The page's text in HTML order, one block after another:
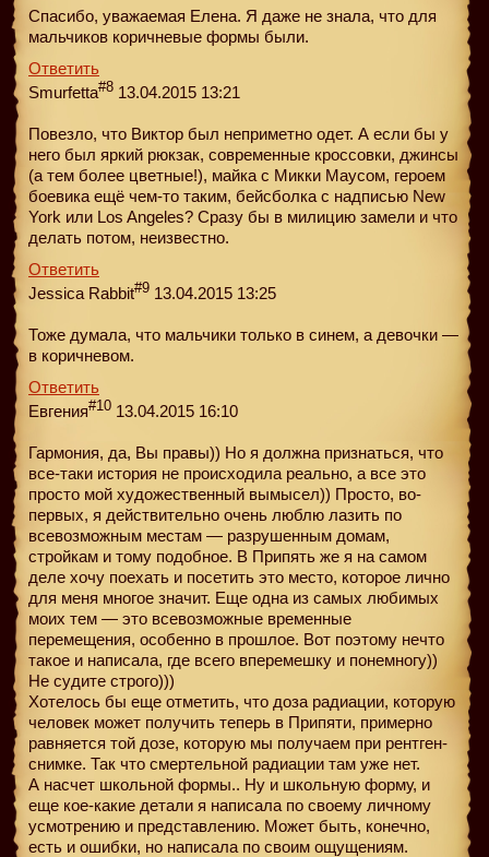
Спасибо, уважаемая Елена. Я даже не знала, что для
мальчиков коричневые формы были.
Ответить
Smurfetta#8 13.04.2015 13:21
Повезло, что Виктор был неприметно одет. А если бы у
него был яркий рюкзак, современные кроссовки, джинсы
(а тем более цветные!), майка с Микки Маусом, героем
боевика ещё чем-то таким, бейсболка с надписью New
York или Los Angeles? Сразу бы в милицию замели и что
делать потом, неизвестно.
Ответить
Jessica Rabbit#9 13.04.2015 13:25
Тоже думала, что мальчики только в синем, а девочки —
в коричневом.
Ответить
Евгения#10 13.04.2015 16:10
Гармония, да, Вы правы)) Но я должна признаться, что
все-таки история не происходила реально, а все это
просто мой художественный вымысел)) Просто, во-
первых, я действительно очень люблю лазить по
всевозможным местам — разрушенным домам,
стройкам и тому подобное. В Припять же я на самом
деле хочу поехать и посетить это место, которое лично
для меня многое значит. Еще одна из самых любимых
моих тем — это всевозможные временные
перемещения, особенно в прошлое. Вот поэтому нечто
такое и написала, где всего вперемешку и понемногу))
Не судите строго)))
Хотелось бы еще отметить, что доза радиации, которую
человек может получить теперь в Припяти, примерно
равняется той дозе, которую мы получаем при рентген-
снимке. Так что смертельной радиации там уже нет.
А насчет школьной формы.. Ну и школьную форму, и
еще кое-какие детали я написала по своему личному
усмотрению и представлению. Может быть, конечно,
есть и ошибки, но написала по своим ощущениям.